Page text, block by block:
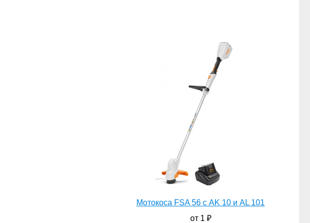
Мотокоса FSA 56 с AK 10 и AL 101
от 1 ₽